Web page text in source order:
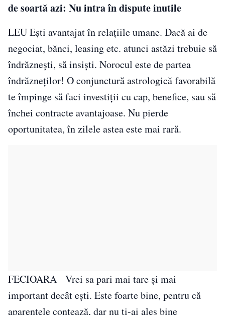
de soartă azi: Nu intra în dispute inutile
LEU Eşti avantajat în relaţiile umane. Dacă ai de
negociat, bănci, leasing etc. atunci astăzi trebuie să
îndrăzneşti, să insişti. Norocul este de partea
îndrăzneţilor! O conjunctură astrologică favorabilă
te împinge să faci investiții cu cap, benefice, sau să
închei contracte avantajoase. Nu pierde
oportunitatea, în zilele astea este mai rară.
FECIOARA Vrei sa pari mai tare şi mai
important decât eşti. Este foarte bine, pentru că
aparenţele contează, dar nu ţi-ai ales bine